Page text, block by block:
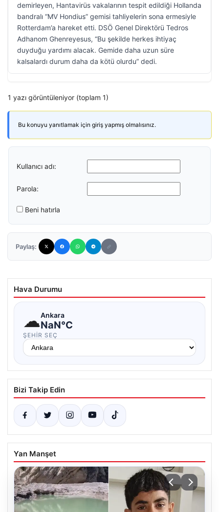
demirleyen, Hantavirüs vakalarının tespit edildiği Hollanda
bandralı “MV Hondius” gemisi tahliyelerin sona ermesiyle
Rotterdam’a hareket etti. DSÖ Genel Direktörü Tedros
Adhanom Ghenreyesus, “Bu şekilde herkes ihtiyaç
duyduğu yardımı alacak. Gemide daha uzun süre
kalsalardı durum daha da kötü olurdu” dedi.
1 yazı görüntüleniyor (toplam 1)
Bu konuyu yanıtlamak için giriş yapmış olmalısınız.
Kullanıcı adı:
Parola:
Beni hatırla
Paylaş:
Hava Durumu
☁Ankara
NaN°C
ŞEHIR SEÇ
Bizi Takip Edin
Yan Manşet